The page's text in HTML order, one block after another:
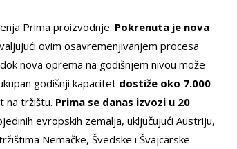
Prima proizvodnje. Pokrenuta je nova
ovim osavremenjivanjem procesa
nova oprema na godišnjem nivou može
godišnji kapacitet dostiže oko 7.000
na tržištu. Prima se danas izvozi u 20
evropskih zemalja, uključujući Austriju,
Nemačke, Švedske i Švajcarske.